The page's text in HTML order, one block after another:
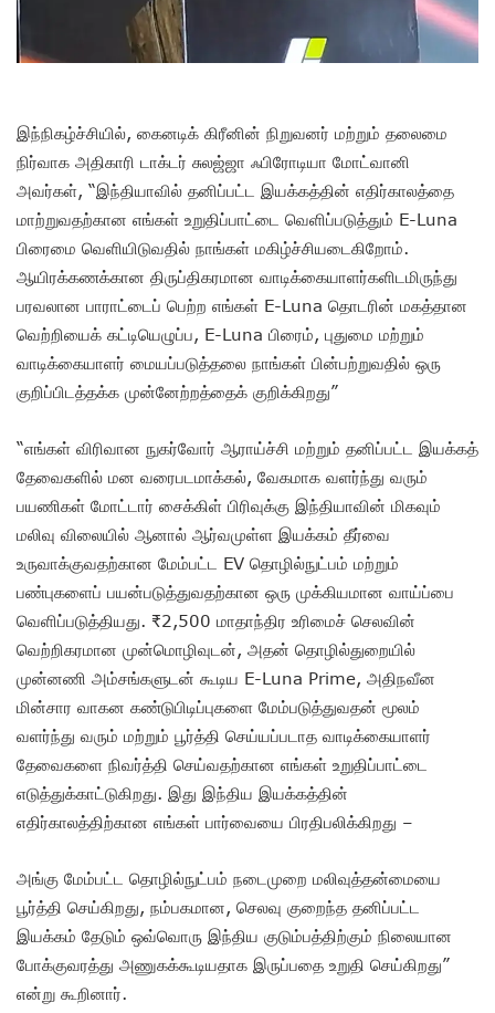
இந்நிகழ்ச்சியில், கைனடிக் கிரீனின் நிறுவனர் மற்றும் தலைமை
நிர்வாக அதிகாரி டாக்டர் சுலஜ்ஜா ஃபிரோடியா மோட்வானி
அவர்கள், “இந்தியாவில் தனிப்பட்ட இயக்கத்தின் எதிர்காலத்தை
மாற்றுவதற்கான எங்கள் உறுதிப்பாட்டை வெளிப்படுத்தும் E-Luna
பிரைமை வெளியிடுவதில் நாங்கள் மகிழ்ச்சியடைகிறோம்.
ஆயிரக்கணக்கான திருப்திகரமான வாடிக்கையாளர்களிடமிருந்து
பரவலான பாராட்டைப் பெற்ற எங்கள் E-Luna தொடரின் மகத்தான
வெற்றியைக் கட்டியெழுப்ப, E-Luna பிரைம், புதுமை மற்றும்
வாடிக்கையாளர் மையப்படுத்தலை நாங்கள் பின்பற்றுவதில் ஒரு
குறிப்பிடத்தக்க முன்னேற்றத்தைக் குறிக்கிறது”
“எங்கள் விரிவான நுகர்வோர் ஆராய்ச்சி மற்றும் தனிப்பட்ட இயக்கத்
தேவைகளில் மன வரைபடமாக்கல், வேகமாக வளர்ந்து வரும்
பயணிகள் மோட்டார் சைக்கிள் பிரிவுக்கு இந்தியாவின் மிகவும்
மலிவு விலையில் ஆனால் ஆர்வமுள்ள இயக்கம் தீர்வை
உருவாக்குவதற்கான மேம்பட்ட EV தொழில்நுட்பம் மற்றும்
பண்புகளைப் பயன்படுத்துவதற்கான ஒரு முக்கியமான வாய்ப்பை
வெளிப்படுத்தியது. ₹2,500 மாதாந்திர உரிமைச் செலவின்
வெற்றிகரமான முன்மொழிவுடன், அதன் தொழில்துறையில்
முன்னணி அம்சங்களுடன் கூடிய E-Luna Prime, அதிநவீன
மின்சார வாகன கண்டுபிடிப்புகளை மேம்படுத்துவதன் மூலம்
வளர்ந்து வரும் மற்றும் பூர்த்தி செய்யப்படாத வாடிக்கையாளர்
தேவைகளை நிவர்த்தி செய்வதற்கான எங்கள் உறுதிப்பாட்டை
எடுத்துக்காட்டுகிறது. இது இந்திய இயக்கத்தின்
எதிர்காலத்திற்கான எங்கள் பார்வையை பிரதிபலிக்கிறது –
அங்கு மேம்பட்ட தொழில்நுட்பம் நடைமுறை மலிவுத்தன்மையை
பூர்த்தி செய்கிறது, நம்பகமான, செலவு குறைந்த தனிப்பட்ட
இயக்கம் தேடும் ஒவ்வொரு இந்திய குடும்பத்திற்கும் நிலையான
போக்குவரத்து அணுகக்கூடியதாக இருப்பதை உறுதி செய்கிறது”
என்று கூறினார்.